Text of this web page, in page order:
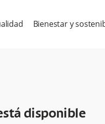
Bienestar y
disponible